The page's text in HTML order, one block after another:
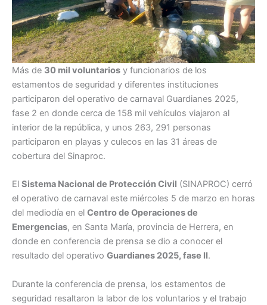
Más de 30 mil voluntarios y funcionarios de los
estamentos de seguridad y diferentes instituciones
participaron del operativo de carnaval Guardianes 2025,
fase 2 en donde cerca de 158 mil vehículos viajaron al
interior de la república, y unos 263, 291 personas
participaron en playas y culecos en las 31 áreas de
cobertura del Sinaproc.
El Sistema Nacional de Protección Civil (SINAPROC) cerró
el operativo de carnaval este miércoles 5 de marzo en horas
del mediodía en el Centro de Operaciones de
Emergencias, en Santa María, provincia de Herrera, en
donde en conferencia de prensa se dio a conocer el
resultado del operativo Guardianes 2025, fase II.
Durante la conferencia de prensa, los estamentos de
seguridad resaltaron la labor de los voluntarios y el trabajo